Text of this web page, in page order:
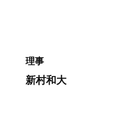
理事
新村和大